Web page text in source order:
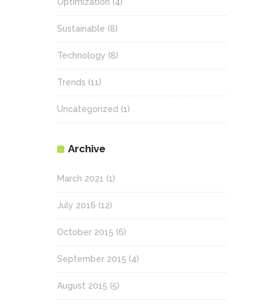
Sustainable (8)
Technology (8)
Trends (11)
Uncategorized (1)
Archive
March 2021 (1)
July 2016 (12)
October 2015 (6)
September 2015 (4)
August 2015 (5)